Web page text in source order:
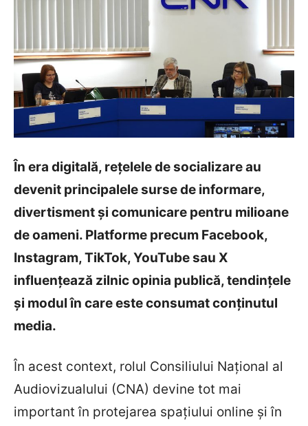
În era digitală, rețelele de socializare au
devenit principalele surse de informare,
divertisment și comunicare pentru milioane
de oameni. Platforme precum Facebook,
Instagram, TikTok, YouTube sau X
influențează zilnic opinia publică, tendințele
și modul în care este consumat conținutul
media.
În acest context, rolul Consiliului Național al
Audiovizualului (CNA) devine tot mai
important în protejarea spațiului online și în